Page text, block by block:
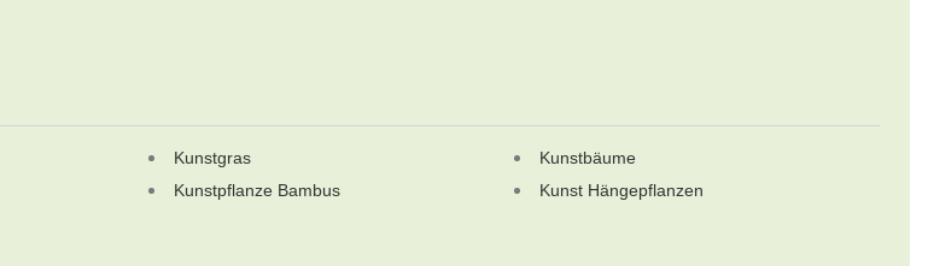
Kunstgras
Kunstbäume
Kunstpflanze Bambus Kunst Hängepflanzen